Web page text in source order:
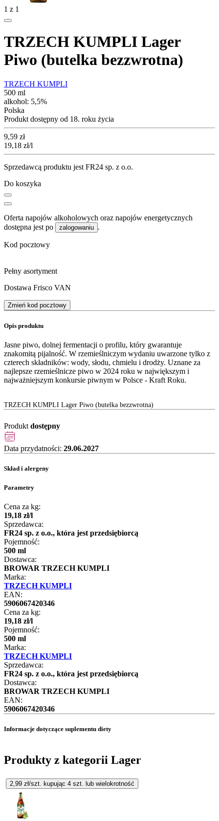
1 z 1
TRZECH KUMPLI Lager
Piwo (butelka bezzwrotna)
TRZECH KUMPLI
500 ml
alkohol: 5,5%
Polska
Produkt dostępny od 18. roku życia
Cena
9,59 zł
19,18 zł/l
Sprzedawcą produktu jest FR24 sp. z o.o.
Do koszyka
Oferta napojów alkoholowych oraz napojów energetycznych
dostępna jest po
zalogowaniu .
Kod pocztowy
Pełny asortyment
Dostawa Frisco VAN
Zmień kod pocztowy
Opis produktu
Jasne piwo, dolnej fermentacji o profilu, który gwarantuje
znakomitą pijalność. W rzemieślniczym wydaniu uwarzone tylko z
czterech składników: wody, słodu, chmielu i drodży. Uznane za
najlepsze rzemieślnicze piwo w 2024 roku w największym i
najważniejszym konkursie piwnym w Polsce - Kraft Roku.
TRZECH KUMPLI Lager Piwo (butelka bezzwrotna)
Produkt dostępny
Data przydatności: 29.06.2027
Skład i alergeny
Parametry
Cena za kg:
19,18 zł/l
Sprzedawca:
FR24 sp. z o.o., która jest przedsiębiorcą
Pojemność:
500 ml
Dostawca:
BROWAR TRZECH KUMPLI
Marka:
TRZECH KUMPLI
EAN:
5906067420346
Cena za kg:
19,18 zł/l
Pojemność:
500 ml
Marka:
TRZECH KUMPLI
Sprzedawca:
FR24 sp. z o.o., która jest przedsiębiorcą
Dostawca:
BROWAR TRZECH KUMPLI
EAN:
5906067420346
Informacje dotyczące suplementu diety
Produkty z kategorii Lager
2,99 zł/szt. kupując 4 szt. lub wielokrotność